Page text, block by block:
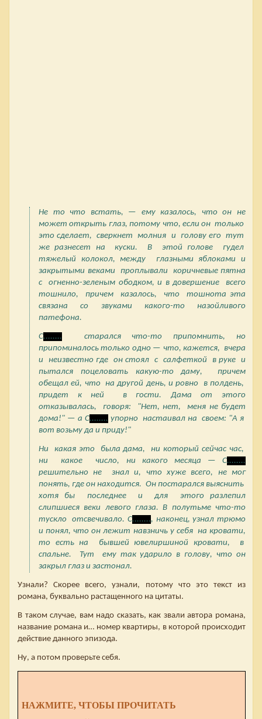
Не то что встать, — ему казалось, что он не
может открыть глаз, потому что, если он только
это сделает, сверкнет молния и голову его тут
же разнесет на куски. В этой голове гудел
тяжелый колокол, между глазными яблоками и
закрытыми веками проплывали коричневые пятна
с огненно-зеленым ободком, и в довершение всего
тошнило, причем казалось, что тошнота эта
связана со звуками какого-то назойливого
патефона.
С........ старался что-то припомнить, но
припоминалось только одно — что, кажется, вчера
и неизвестно где он стоял с салфеткой в руке и
пытался поцеловать какую-то даму, причем
обещал ей, что на другой день, и ровно в полдень,
придет к ней в гости. Дама от этого
отказывалась, говоря: "Нет, нет, меня не будет
дома!" — а С........ упорно настаивал на своем: "А я
вот возьму да и приду!"
Ни какая это была дама, ни который сейчас час,
ни какое число, ни какого месяца — С........
решительно не знал и, что хуже всего, не мог
понять, где он находится. Он постарался выяснить
хотя бы последнее и для этого разлепил
слипшиеся веки левого глаза. В полутьме что-то
тускло отсвечивало. С........, наконец, узнал трюмо
и понял, что он лежит навзничь у себя на кровати,
то есть на бывшей ювелиршиной кровати, в
спальне. Тут ему так ударило в голову, что он
закрыл глаз и застонал.
Узнали? Скорее всего, узнали, потому что это текст из
романа, буквально растащенного на цитаты.
В таком случае, вам надо сказать, как звали автора романа,
название романа и… номер квартиры, в которой происходит
действие данного эпизода.
Ну, а потом проверьте себя.
НАЖМИТЕ, ЧТОБЫ ПРОЧИТАТЬ